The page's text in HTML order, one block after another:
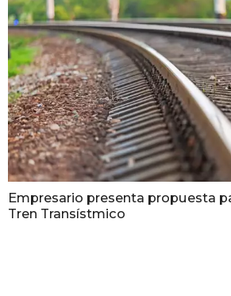
Empresario presenta propuesta
Tren Transístmico